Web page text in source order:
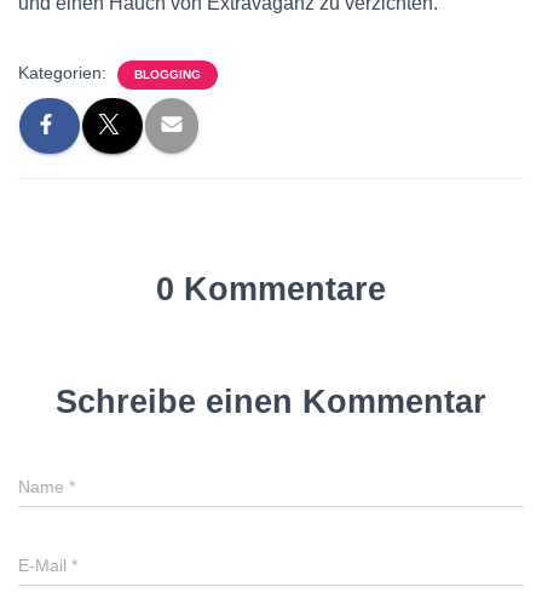
Kategorien: BLOGGING
0 Kommentare
Schreibe einen Kommentar
Name *
E-Mail *